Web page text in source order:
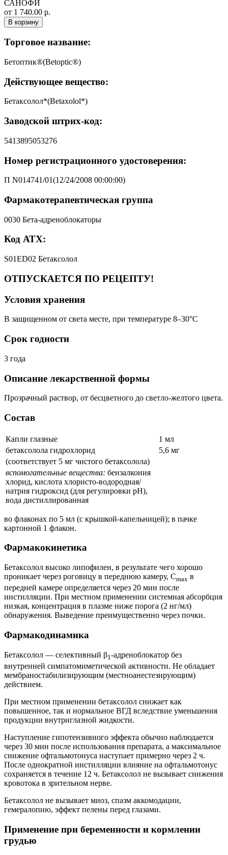
САНОФИ
от 1 740.00 р.
В корзину
Торговое название:
Бетоптик®(Betoptic®)
Действующее вещество:
Бетаксолол*(Betaxolol*)
Заводской штрих-код:
5413895053276
Номер регистрационного удостоверения:
П N014741/01(12/24/2008 00:00:00)
Фармакотерапевтическая группа
0030 Бета-адреноблокаторы
Код АТХ:
S01ED02 Бетаксолол
ОТПУСКАЕТСЯ ПО РЕЦЕПТУ!
Условия хранения
В защищенном от света месте, при температуре 8–30°C
Срок годности
3 года
Описание лекарственной формы
Прозрачный раствор, от бесцветного до светло-желтого цвета.
Состав
Капли глазные
1 мл
бетаксолола гидрохлорид
5,6 мг
(соответствует 5 мг чистого бетаксолола)
вспомогательные вещества: бензалкония
хлорид, кислота хлористо-водородная/
натрия гидроксид (для регулировки рН),
вода дистиллированная
во флаконах по 5 мл (с крышкой-капельницей); в пачке
картонной 1 флакон.
Фармакокинетика
Бетаксолол высоко липофилен, в результате чего хорошо
проникает через роговицу в переднюю камеру, Cmax в
передней камере определяется через 20 мин после
инстилляции. При местном применении системная абсорбция
низкая, концентрация в плазме ниже порога (2 нг/мл)
обнаружения. Выведение преимущественно через почки.
Фармакодинамика
Бетаксолол — селективный β1 -адреноблокатор без
внутренней симпатомиметической активности. Не обладает
мембраностабилизирующим (местноанестезирующим)
действием.
При местном применении бетаксолол снижает как
повышенное, так и нормальное ВГД вследствие уменьшения
продукции внутриглазной жидкости.
Наступление гипотензивного эффекта обычно наблюдается
через 30 мин после использования препарата, а максимальное
снижение офтальмотонуса наступает примерно через 2 ч.
После однократной инстилляции влияние на офтальмотонус
сохраняется в течение 12 ч. Бетаксолол не вызывает снижения
кровотока в зрительном нерве.
Бетаксолол не вызывает миоз, спазм аккомодации,
гемералопию, эффект пелены перед глазами.
Применение при беременности и кормлении
грудью